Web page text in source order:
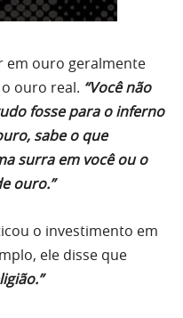
em ouro geralmente
ouro real. “Você não
fosse para o inferno
sabe o que
surra em você ou o
ouro.”
o investimento em
ele disse que